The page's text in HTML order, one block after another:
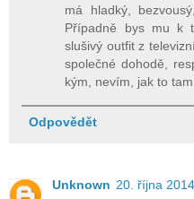
má hladký,
Případně bys mu k
slušivý outfit z
společné dohodě,
kým, nevím, jak to tam
Odpovědět
Unknown 20. října